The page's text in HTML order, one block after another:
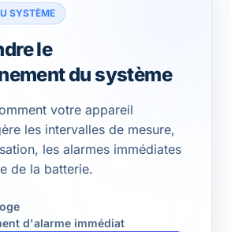
SYSTÈME
le
du système
votre appareil
les intervalles de mesure,
les alarmes immédiates
de la batterie.
d'alarme immédiat